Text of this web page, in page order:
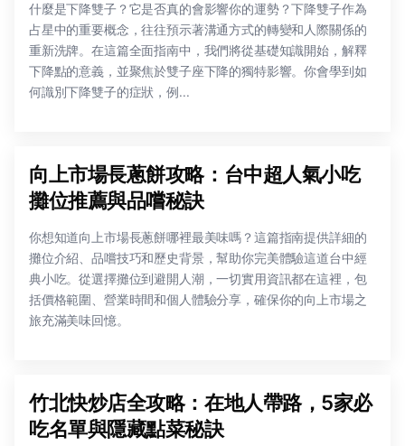
什麼是下降雙子？它是否真的會影響你的運勢？下降雙子作為
占星中的重要概念，往往預示著溝通方式的轉變和人際關係的
重新洗牌。在這篇全面指南中，我們將從基礎知識開始，解釋
下降點的意義，並聚焦於雙子座下降的獨特影響。你會學到如
何識別下降雙子的症狀，例...
向上市場長蔥餅攻略：台中超人氣小吃
攤位推薦與品嚐秘訣
你想知道向上市場長蔥餅哪裡最美味嗎？這篇指南提供詳細的
攤位介紹、品嚐技巧和歷史背景，幫助你完美體驗這道台中經
典小吃。從選擇攤位到避開人潮，一切實用資訊都在這裡，包
括價格範圍、營業時間和個人體驗分享，確保你的向上市場之
旅充滿美味回憶。
竹北快炒店全攻略：在地人帶路，5家必
吃名單與隱藏點菜秘訣